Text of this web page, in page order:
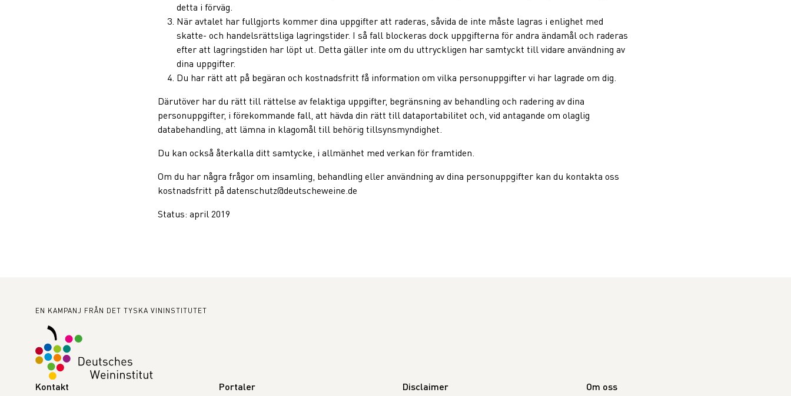
detta i förväg.
När avtalet har fullgjorts kommer dina uppgifter att raderas, såvida de inte måste lagras i enlighet med
skatte- och handelsrättsliga lagringstider. I så fall blockeras dock uppgifterna för andra ändamål och raderas
efter att lagringstiden har löpt ut. Detta gäller inte om du uttryckligen har samtyckt till vidare användning av
dina uppgifter.
Du har rätt att på begäran och kostnadsfritt få information om vilka personuppgifter vi har lagrade om dig.
Därutöver har du rätt till rättelse av felaktiga uppgifter, begränsning av behandling och radering av dina
personuppgifter, i förekommande fall, att hävda din rätt till dataportabilitet och, vid antagande om olaglig
databehandling, att lämna in klagomål till behörig tillsynsmyndighet.
Du kan också återkalla ditt samtycke, i allmänhet med verkan för framtiden.
Om du har några frågor om insamling, behandling eller användning av dina personuppgifter kan du kontakta oss
kostnadsfritt på datenschutz@deutscheweine.de
Status: april 2019
SidfotEN KAMPANJ FRÅN DET TYSKA VININSTITUTET
Kontakt Portaler Disclaimer Om oss